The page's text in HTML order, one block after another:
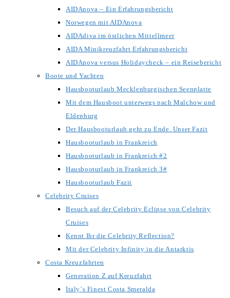
AIDAnova – Ein Erfahrungsbericht
Norwegen mit AIDAnova
AIDAdiva im östlichen Mittellmeer
AIDA Minikreuzfahrt Erfahrungsbericht
AIDAnova versus Holidaycheck – ein Reisebericht
Boote und Yachten
Hausbooturlaub Mecklenburgischen Seenplatte
Mit dem Hausboot unterwegs nach Malchow und
Eldenburg
Der Hausbooturlaub geht zu Ende. Unser Fazit
Hausbooturlaub in Frankreich
Hausbooturlaub in Frankreich #2
Hausbooturlaub in Frankreich 3#
Hausbooturlaub Fazit
Celebrity Cruises
Besuch auf der Celebrity Eclipse von Celebrity
Cruises
Kennt Ihr die Celebrity Reflection?
Mit der Celebrity Infinity in die Antarktis
Costa Kreuzfahrten
Generation Z auf Kreuzfahrt
Italy´s Finest Costa Smeralda